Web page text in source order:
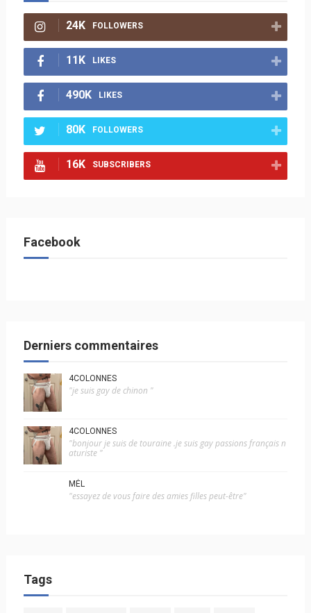
24K FOLLOWERS
11K LIKES
490K LIKES
80K FOLLOWERS
16K SUBSCRIBERS
Facebook
Derniers commentaires
4COLONNES
"je suis gay de chinon "
4COLONNES
"bonjour je suis de touraine .je suis gay passions français n
aturiste "
MÉL
"essayez de vous faire des amies filles peut-être"
Tags